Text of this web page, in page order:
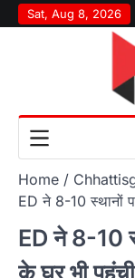
Skip
to
Sat, Aug 8, 2026
Home
ED ने 8-10 स्थानों
ED ने 8-10
के घर भी